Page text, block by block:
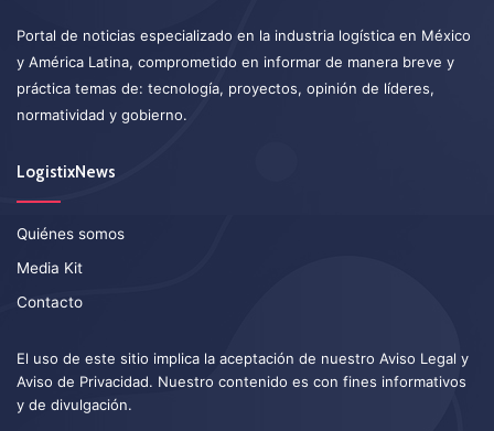
Portal de noticias especializado en la industria logística en México
y América Latina, comprometido en informar de manera breve y
práctica temas de: tecnología, proyectos, opinión de líderes,
normatividad y gobierno.
LogistixNews
Quiénes somos
Media Kit
Contacto
El uso de este sitio implica la aceptación de nuestro Aviso Legal y
Aviso de Privacidad. Nuestro contenido es con fines informativos
y de divulgación.